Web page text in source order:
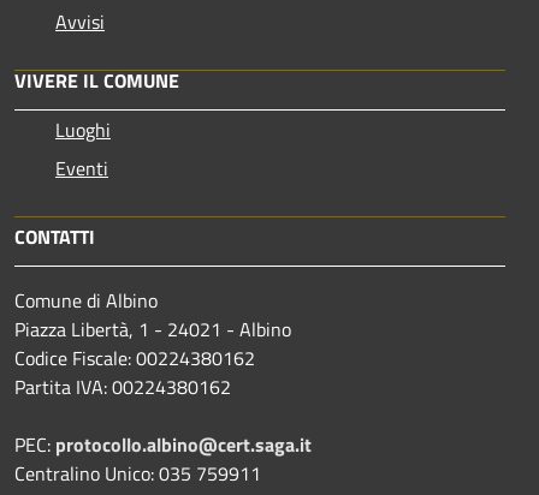
Avvisi
VIVERE IL COMUNE
Luoghi
Eventi
CONTATTI
Comune di Albino
Piazza Libertà, 1 - 24021 - Albino
Codice Fiscale: 00224380162
Partita IVA: 00224380162
PEC: protocollo.albino@cert.saga.it
Centralino Unico: 035 759911